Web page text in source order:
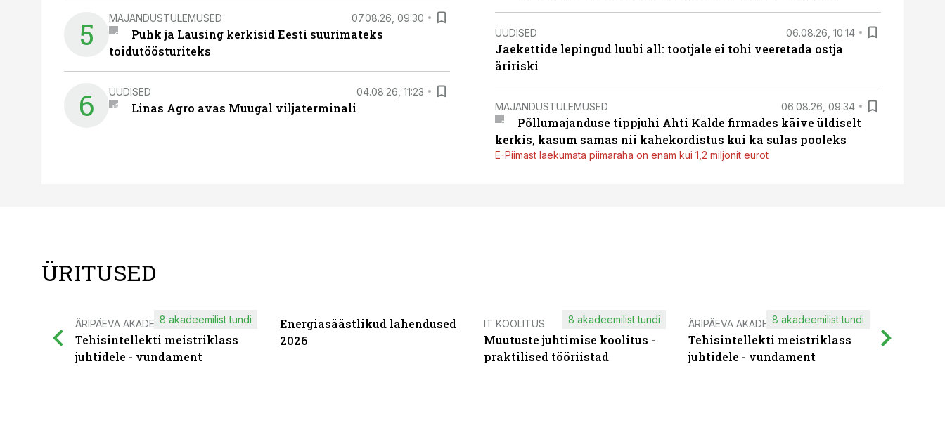
5 MAJANDUSTULEMUSED 07.08.26, 09:30
Puhk ja Lausing kerkisid Eesti suurimateks
toidutöösturiteks
6 UUDISED 04.08.26, 11:23
Linas Agro avas Muugal viljaterminali
UUDISED 06.08.26, 10:14
Jaekettide lepingud luubi all: tootjale ei tohi veeretada ostja
äririski
MAJANDUSTULEMUSED 06.08.26, 09:34
Põllumajanduse tippjuhi Ahti Kalde firmades käive üldiselt
kerkis, kasum samas nii kahekordistus kui ka sulas pooleks
E-Piimast laekumata piimaraha on enam kui 1,2 miljonit eurot
ÜRITUSED
ÄRIPÄEVA AKADEEMIA
Tehisintellekti meistriklass
juhtidele - vundament
8 akadeemilist tundi
Energiasäästlikud lahendused
2026
IT KOOLITUS
Muutuste juhtimise koolitus -
praktilised tööriistad
8 akadeemilist tundi ÄRIPÄEVA AKADEEMIA
Tehisintellekti meistriklass
juhtidele - vundament
8 akadeemilist tundi